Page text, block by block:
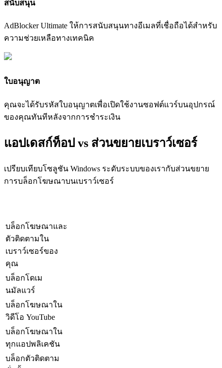
สนับสนุน
AdBlocker Ultimate ให้การสนับสนุนทางอีเมลที่เชื่อถือได้สำหรับ
ความช่วยเหลือทางเทคนิค
ใบอนุญาต
คุณจะได้รับรหัสใบอนุญาตเพื่อเปิดใช้งานซอฟต์แวร์บนอุปกรณ์
ของคุณทันทีหลังจากการชำระเงิน
แอปเดสก์ท็อป vs ส่วนขยายเบราว์เซอร์
เปรียบเทียบโซลูชัน Windows ระดับระบบของเรากับส่วนขยาย
การบล็อกโฆษณาบนเบราว์เซอร์
บล็อกโฆษณาและ
ตัวติดตามใน
เบราว์เซอร์ของ
คุณ
บล็อกโดเม
นมัลแวร์
บล็อกโฆษณาใน
วิดีโอ YouTube
บล็อกโฆษณาใน
ทุกแอปพลิเคชัน
บล็อกตัวติดตาม